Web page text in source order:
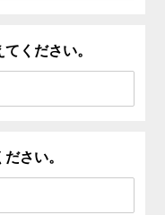
ください。
さい。